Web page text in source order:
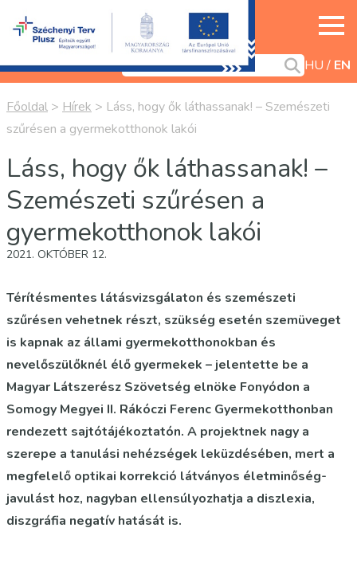
HU EN
Főoldal > Hírek > Láss, hogy ők láthassanak! – Szemészeti
szűrésen a gyermekotthonok lakói
Láss, hogy ők láthassanak! –
Szemészeti szűrésen a
gyermekotthonok lakói
2021. OKTÓBER 12.
Térítésmentes látásvizsgálaton és szemészeti
szűrésen vehetnek részt, szükség esetén szemüveget
is kapnak az állami gyermekotthonokban és
nevelőszülőknél élő gyermekek – jelentette be a
Magyar Látszerész Szövetség elnöke Fonyódon a
Somogy Megyei II. Rákóczi Ferenc Gyermekotthonban
rendezett sajtótájékoztatón. A projektnek nagy a
szerepe a tanulási nehézségek leküzdésében, mert a
megfelelő optikai korrekció látványos életminőség-
javulást hoz, nagyban ellensúlyozhatja a diszlexia,
diszgráfia negatív hatását is.